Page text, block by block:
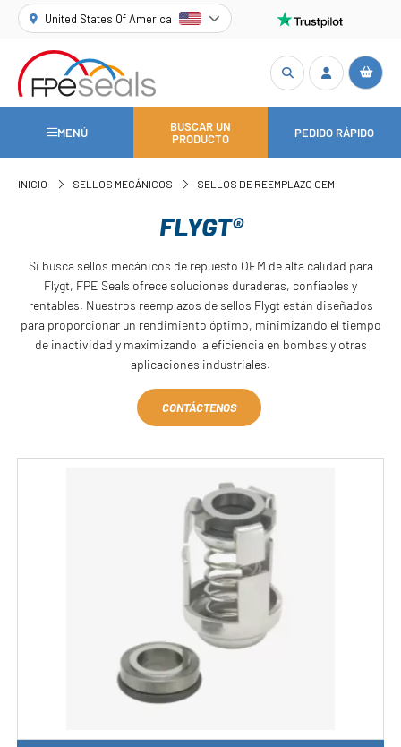
United States Of America
MENÚ
BUSCAR UN
PRODUCTO
PEDIDO RÁPIDO
INICIO SELLOS MECÁNICOS SELLOS DE REEMPLAZO OEM
FLYGT®
Si busca sellos mecánicos de repuesto OEM de alta calidad para
Flygt, FPE Seals ofrece soluciones duraderas, confiables y
rentables. Nuestros reemplazos de sellos Flygt están diseñados
para proporcionar un rendimiento óptimo, minimizando el tiempo
de inactividad y maximizando la eficiencia en bombas y otras
aplicaciones industriales.
CONTÁCTENOS